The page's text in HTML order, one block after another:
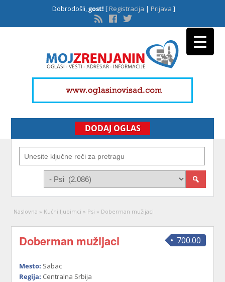
Dobrodošli,gost! [Registracija | Prijava ]
DODAJ OGLAS
Naslovna » Kućni ljubimci » Psi » Doberman mužijaci
700.00
Doberman mužijaci
Mesto: Sabac
Regija: Centralna Srbija